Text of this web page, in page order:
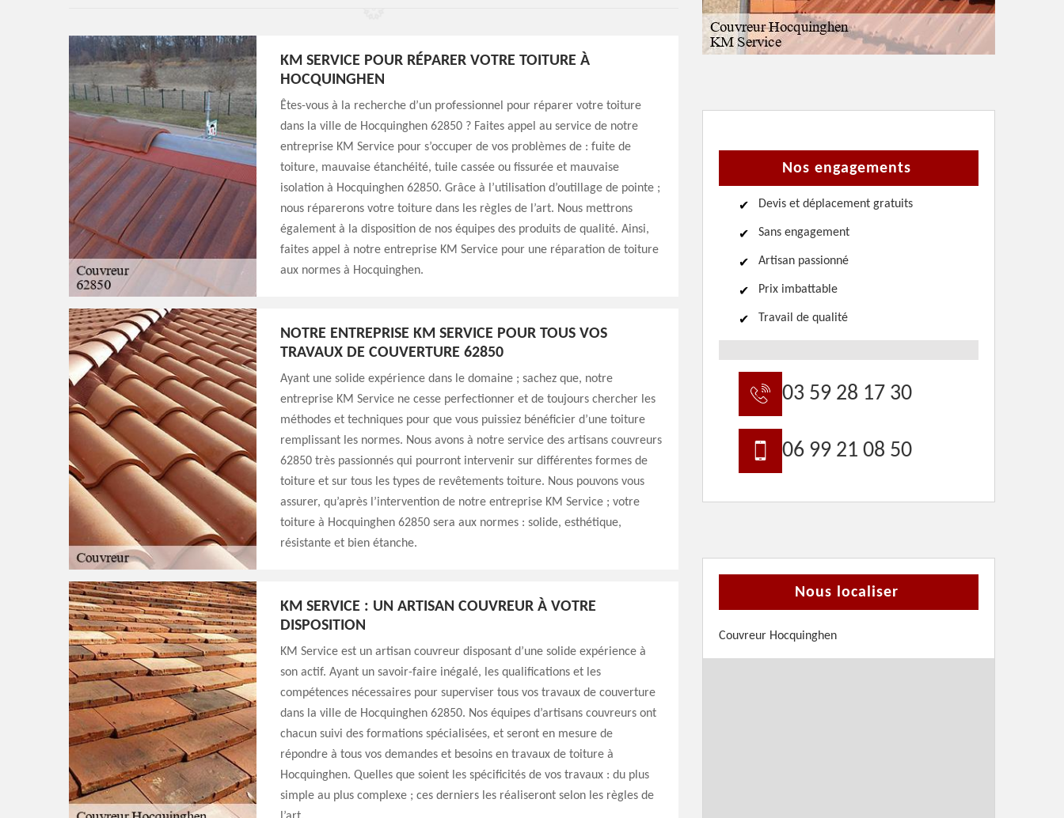
KM SERVICE POUR RÉPARER VOTRE TOITURE À
HOCQUINGHEN
Êtes-vous à la recherche d’un professionnel pour réparer votre toiture
dans la ville de Hocquinghen 62850 ? Faites appel au service de notre
entreprise KM Service pour s’occuper de vos problèmes de : fuite de
toiture, mauvaise étanchéité, tuile cassée ou fissurée et mauvaise
isolation à Hocquinghen 62850. Grâce à l’utilisation d’outillage de pointe ;
nous réparerons votre toiture dans les règles de l’art. Nous mettrons
également à la disposition de nos équipes des produits de qualité. Ainsi,
faites appel à notre entreprise KM Service pour une réparation de toiture
aux normes à Hocquinghen.
NOTRE ENTREPRISE KM SERVICE POUR TOUS VOS
TRAVAUX DE COUVERTURE 62850
Ayant une solide expérience dans le domaine ; sachez que, notre
entreprise KM Service ne cesse perfectionner et de toujours chercher les
méthodes et techniques pour que vous puissiez bénéficier d’une toiture
remplissant les normes. Nous avons à notre service des artisans couvreurs
62850 très passionnés qui pourront intervenir sur différentes formes de
toiture et sur tous les types de revêtements toiture. Nous pouvons vous
assurer, qu’après l’intervention de notre entreprise KM Service ; votre
toiture à Hocquinghen 62850 sera aux normes : solide, esthétique,
résistante et bien étanche.
KM SERVICE : UN ARTISAN COUVREUR À VOTRE
DISPOSITION
KM Service est un artisan couvreur disposant d’une solide expérience à
son actif. Ayant un savoir-faire inégalé, les qualifications et les
compétences nécessaires pour superviser tous vos travaux de couverture
dans la ville de Hocquinghen 62850. Nos équipes d’artisans couvreurs ont
chacun suivi des formations spécialisées, et seront en mesure de
répondre à tous vos demandes et besoins en travaux de toiture à
Hocquinghen. Quelles que soient les spécificités de vos travaux : du plus
simple au plus complexe ; ces derniers les réaliseront selon les règles de
Nos engagements
Devis et déplacement gratuits
Sans engagement
Artisan passionné
Prix imbattable
Travail de qualité
03 59 28 17 30
06 99 21 08 50
Nous localiser
Couvreur Hocquinghen